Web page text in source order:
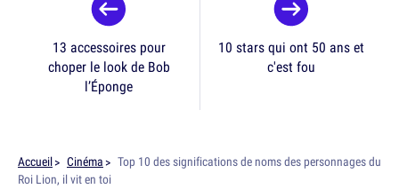
13 accessoires pour
choper le look de Bob
l’Éponge
10 stars qui ont 50 ans et
c'est fou
Accueil Cinéma
Top 10 des significations de noms des personnages du
Roi Lion, il vit en toi